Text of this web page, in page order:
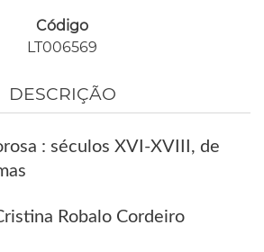
Código
LT006569
DESCRIÇÃO
: séculos XVI-XVIII, de
Robalo Cordeiro